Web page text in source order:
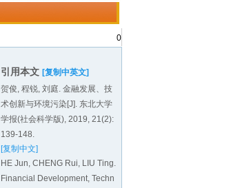
0
引用本文 [复制中英文]
贺俊, 程锐, 刘庭. 金融发展、技
术创新与环境污染[J]. 东北大学
学报(社会科学版), 2019, 21(2):
139-148.
[复制中文]
HE Jun, CHENG Rui, LIU Ting.
Financial Development, Techn